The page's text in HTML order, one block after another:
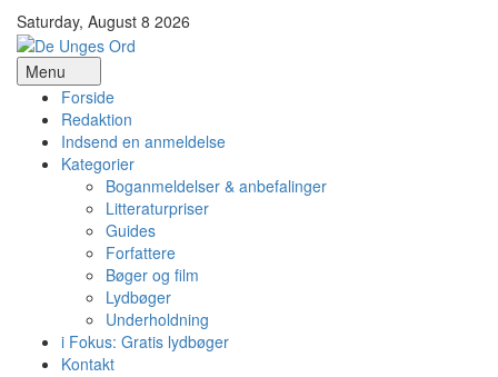
Saturday, August 8 2026
Menu
Forside
Redaktion
Indsend en anmeldelse
Kategorier
Boganmeldelser & anbefalinger
Litteraturpriser
Guides
Forfattere
Bøger og film
Lydbøger
Underholdning
i Fokus: Gratis lydbøger
Kontakt